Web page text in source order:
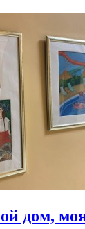
дом,